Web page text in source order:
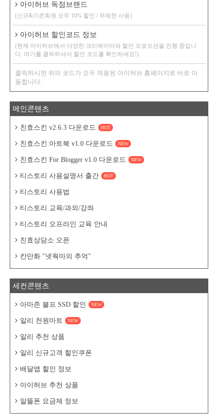
아이허브 독점브랜드
(신규&기존회원 모두 10% 할인 / 무제한 사용)
아이허브 할인코드 정보
(현재 아이허브에서 다양한 크리에이터와 할인 프로모션을 진행 중입니
다. 여기를 클릭하셔서 할인 코드를 확인하세요!)
클릭하시면 위의 코드가 모두 적용된 아이허브 홈페이지로 바로 이
동합니다.
메인콘텐츠
친효스킨 v2.6.3 다운로드 HOT
친효스킨:아트북 v1.0 다운로드 NEW
친효스킨 For Blogger v1.0 다운로드 NEW
티스토리 사용설명서 출간 HOT
티스토리 사용법
티스토리 교육/과외/강좌
티스토리 오프라인 교육 안내
친효상담소 오픈
칸만화 "넷웍마의 추억"
세컨콘텐츠
아마존 블프 SSD 할인 NEW
알리 천원마트 NEW
알리 추천 상품
알리 신규고객 할인쿠폰
배달앱 할인 정보
아이허브 추천 상품
알뜰폰 요금제 정보